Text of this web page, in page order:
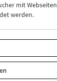
mit Webseiten
werden.